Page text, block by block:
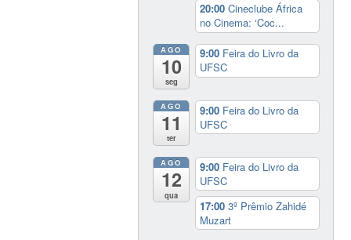
20:00Cineclube África
no Cinema: ‘Coc...
AGO
10
seg
9:00 Feira do Livro da
UFSC
AGO
11
ter
9:00 Feira do Livro da
UFSC
AGO
12
qua
9:00 Feira do Livro da
UFSC
17:003º Prêmio Zahidé
Muzart